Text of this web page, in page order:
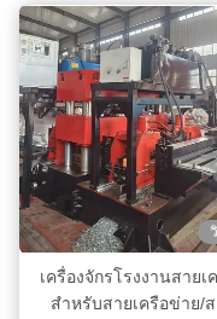
เครื่องจักรโรงงานสายเ
สำหรับสายเครือข่าย/